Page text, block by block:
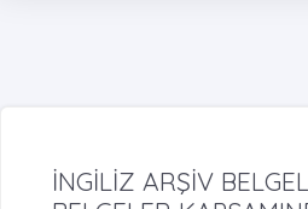
İNGİLİZ ARŞİV